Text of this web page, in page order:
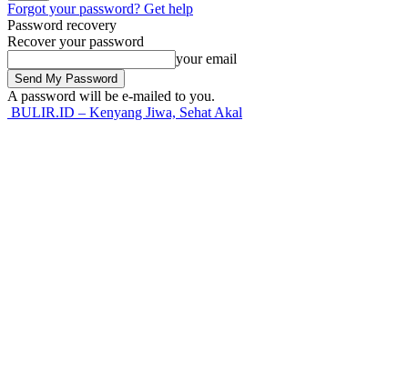
Forgot your password? Get help
Password recovery
Recover your password
your email
A password will be e-mailed to you.
BULIR.ID – Kenyang Jiwa, Sehat Akal